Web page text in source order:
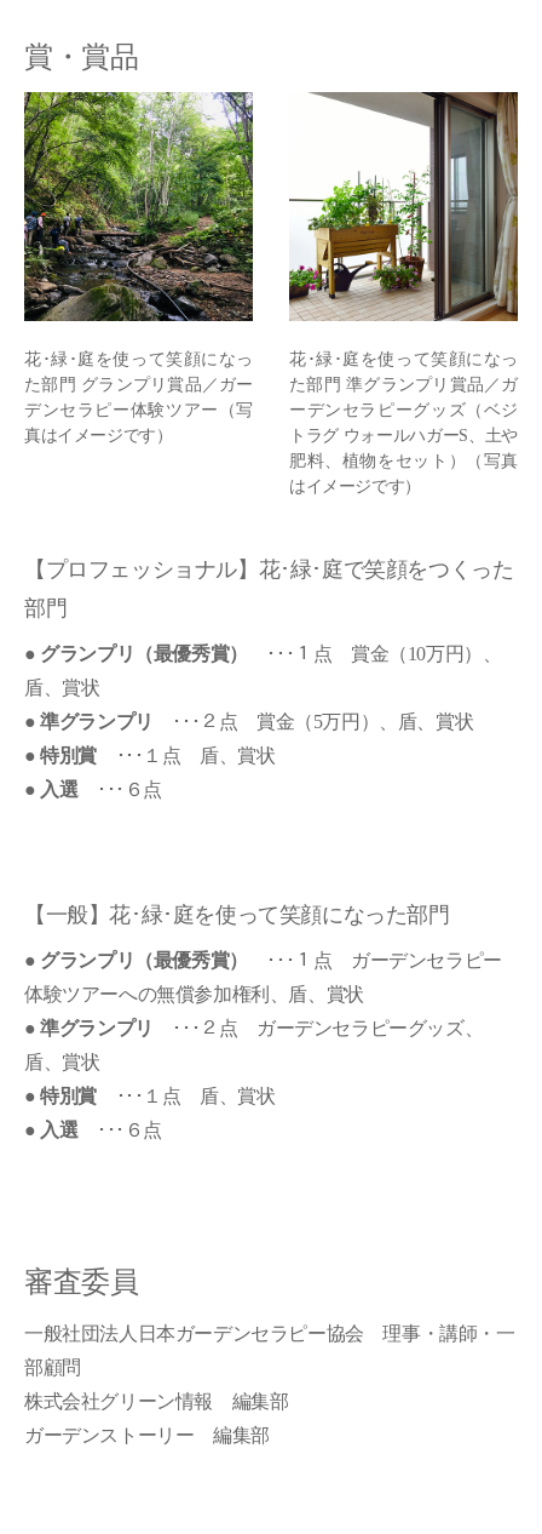
賞・賞品
花･緑･庭を使って笑顔になっ
た部門 グランプリ賞品／ガー
デンセラピー体験ツアー（写
真はイメージです）
花･緑･庭を使って笑顔になっ
た部門 準グランプリ賞品／ガ
ーデンセラピーグッズ（ベジ
トラグ ウォールハガーS、土や
肥料、植物をセット）（写真
はイメージです）
【プロフェッショナル】花･緑･庭で笑顔をつくった
部門
● グランプリ（最優秀賞）
･･･１点 賞金（10万円）、
盾、賞状
●準グランプリ
･･･２点 賞金（5万円）、盾、賞状
●特別賞 ･･･１点 盾、賞状
● 入選･･･６点
【一般】花･緑･庭を使って笑顔になった部門
● グランプリ（最優秀賞）
･･･１点 ガーデンセラピー
体験ツアーへの無償参加権利、盾、賞状
●準グランプリ
･･･２点 ガーデンセラピーグッズ、
盾、賞状
●特別賞 ･･･１点 盾、賞状
● 入選･･･６点
審査委員
一般社団法人日本ガーデンセラピー協会 理事・講師・一
部顧問
株式会社グリーン情報 編集部
ガーデンストーリー 編集部